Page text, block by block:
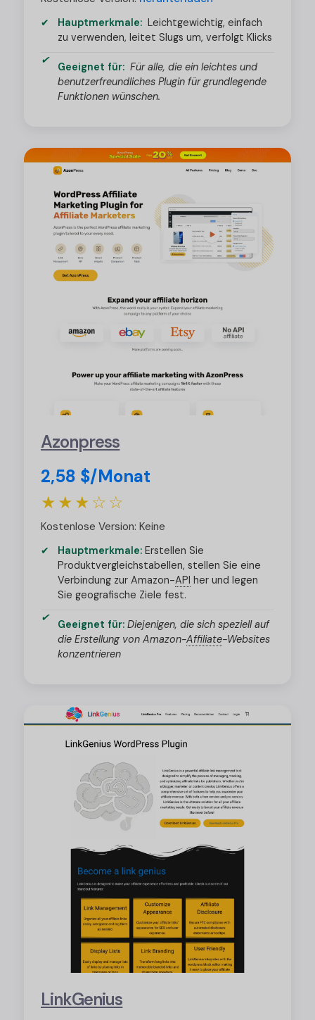
Hauptmerkmale: Leichtgewichtig, einfach
zu verwenden, leitet Slugs um, verfolgt Klicks
Geeignet für: Für alle, die ein leichtes und
benutzerfreundliches Plugin für grundlegende
Funktionen wünschen.
Azonpress
2,58 $/Monat
★★★☆☆
Kostenlose Version: Keine
Hauptmerkmale: Erstellen Sie
Produktvergleichstabellen, stellen Sie eine
Verbindung zur Amazon-API her und legen
Sie geografische Ziele fest.
Geeignet für: Diejenigen, die sich speziell auf
die Erstellung von Amazon-Affiliate-Websites
konzentrieren
LinkGenius